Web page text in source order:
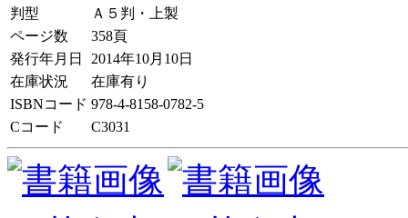
判型
Ａ５判・上製
ページ数
358頁
発行年月日
2014年10月10日
在庫状況
在庫有り
ISBNコード 978-4-8158-0782-5
Cコード
C3031